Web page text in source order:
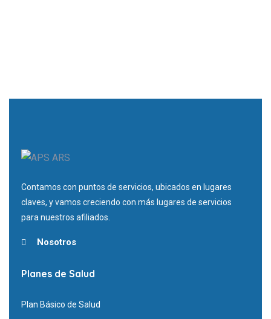
Contamos con puntos de servicios, ubicados en lugares
claves, y vamos creciendo con más lugares de servicios
para nuestros afiliados.
Nosotros
Planes de Salud
Plan Básico de Salud